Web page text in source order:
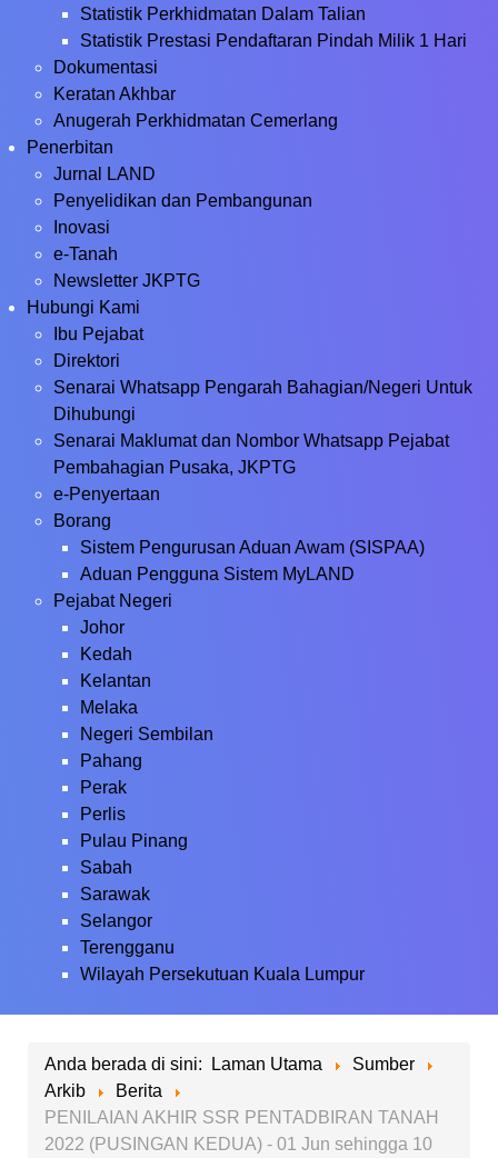
Statistik Perkhidmatan Dalam Talian
Statistik Prestasi Pendaftaran Pindah Milik 1 Hari
Dokumentasi
Keratan Akhbar
Anugerah Perkhidmatan Cemerlang
Penerbitan
Jurnal LAND
Penyelidikan dan Pembangunan
Inovasi
e-Tanah
Newsletter JKPTG
Hubungi Kami
Ibu Pejabat
Direktori
Senarai Whatsapp Pengarah Bahagian/Negeri Untuk
Dihubungi
Senarai Maklumat dan Nombor Whatsapp Pejabat
Pembahagian Pusaka, JKPTG
e-Penyertaan
Borang
Sistem Pengurusan Aduan Awam (SISPAA)
Aduan Pengguna Sistem MyLAND
Pejabat Negeri
Johor
Kedah
Kelantan
Melaka
Negeri Sembilan
Pahang
Perak
Perlis
Pulau Pinang
Sabah
Sarawak
Selangor
Terengganu
Wilayah Persekutuan Kuala Lumpur
Anda berada di sini: Laman Utama
Sumber
Arkib
Berita
PENILAIAN AKHIR SSR PENTADBIRAN TANAH
2022 (PUSINGAN KEDUA) - 01 Jun sehingga 10